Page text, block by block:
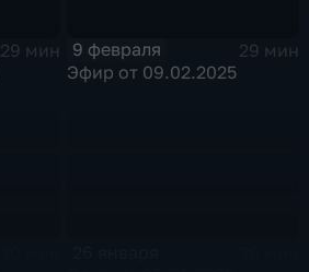
29 мин
9 февраля
29 мин
Эфир от 09.02.2025